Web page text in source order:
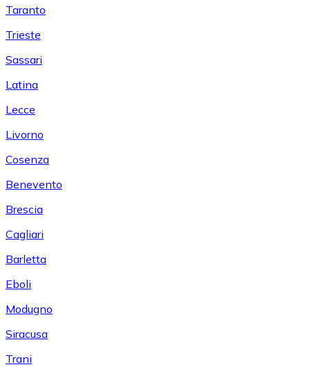
Taranto
Trieste
Sassari
Latina
Lecce
Livorno
Cosenza
Benevento
Brescia
Cagliari
Barletta
Eboli
Modugno
Siracusa
Trani